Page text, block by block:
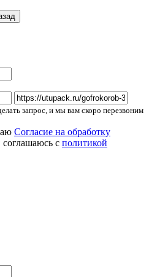
запрос, и мы вам скоро перезвоним
Согласие на обработку
соглашаюсь с политикой